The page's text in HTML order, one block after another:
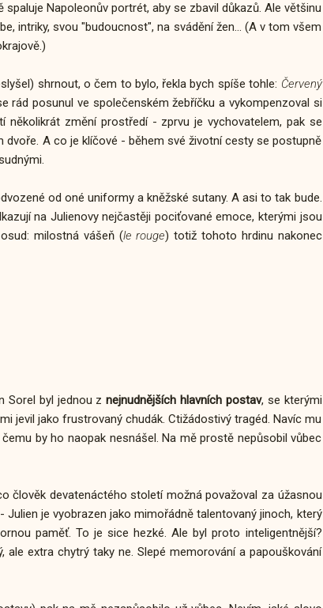
Napoleonův portrét, aby se zbavil důkazů. Ale většinu
intriky, svou "budoucnost", na svádění žen... (A v tom všem
shrnout, o čem to bylo, řekla bych spíše tohle: Červený
rád posunul ve společenském žebříčku a vykompenzoval si
změní prostředí - zprvu je vychovatelem, pak se
A co je klíčové - během své životní cesty se postupně
od oné uniformy a kněžské sutany. A asi to tak bude.
na Julienovy nejčastěji pociťované emoce, kterými jsou
milostná vášeň (le rouge) totiž tohoto hrdinu nakonec
Sorel byl jednou znejnudnějších hlavních postav, se kterými
jevil jako frustrovaný chudák. Ctižádostivý tragéd. Navíc mu
by ho naopak nesnášel. Na mě prostě nepůsobil vůbec
člověk devatenáctého století možná považoval za úžasnou
Julien je vyobrazen jako mimořádně talentovaný jinoch, který
paměť. To je sice hezké. Ale byl proto inteligentnější?
extra chytrý taky ne. Slepé memorování a papouškování